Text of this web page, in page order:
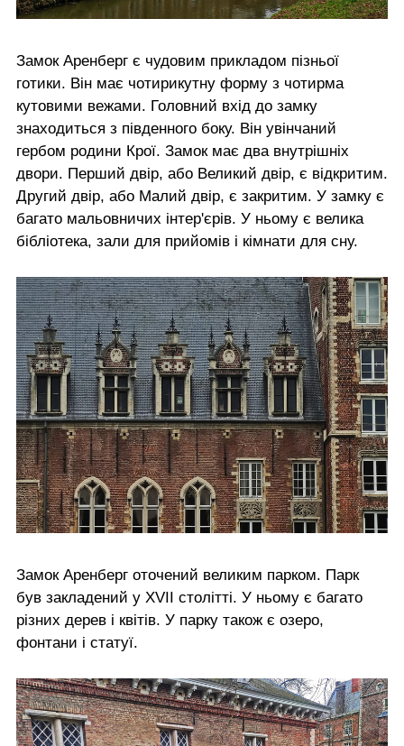
Замок Аренберг є чудовим прикладом пізньої
готики. Він має чотирикутну форму з чотирма
кутовими вежами. Головний вхід до замку
знаходиться з південного боку. Він увінчаний
гербом родини Крої. Замок має два внутрішніх
двори. Перший двір, або Великий двір, є відкритим.
Другий двір, або Малий двір, є закритим. У замку є
багато мальовничих інтер'єрів. У ньому є велика
бібліотека, зали для прийомів і кімнати для сну.
Замок Аренберг оточений великим парком. Парк
був закладений у XVII столітті. У ньому є багато
різних дерев і квітів. У парку також є озеро,
фонтани і статуї.